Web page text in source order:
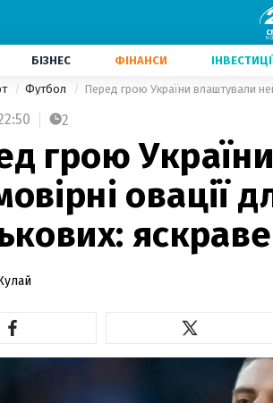
БІЗНЕС ФІНАНСИ
Футбол Перед грою України влаштували
2
грою
овації